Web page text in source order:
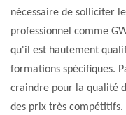
nécessaire de solliciter
professionnel comme
qu'il est hautement
formations spécifiques.
craindre pour la qualité
des prix très compétitifs.